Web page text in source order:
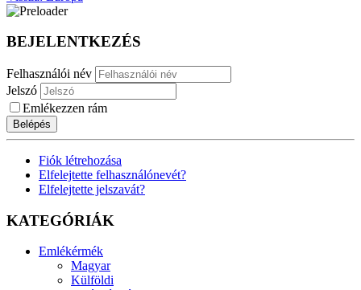
BEJELENTKEZÉS
Felhasználói név
Jelszó
Emlékezzen rám
Belépés
Fiók létrehozása
Elfelejtette felhasználónevét?
Elfelejtette jelszavát?
KATEGÓRIÁK
Emlékérmék
Magyar
Külföldi